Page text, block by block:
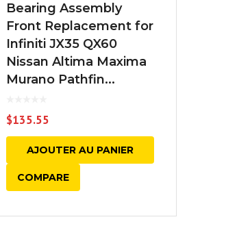
Bearing Assembly
Front Replacement for
Infiniti JX35 QX60
Nissan Altima Maxima
Murano Pathfin...
$135.55
AJOUTER AU PANIER
COMPARE